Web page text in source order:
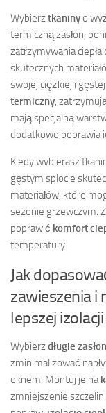
Wybierztkaninyo
termiczną zasłon,
zatrzymywania
skutecznych
swojej ciężkiej i gęstej
termiczny ,
mają specjalną
dodatkowo poprawia
Kiedy wybierasz
gęstym splocie
materiałów, które
sezonie grzewczym.
poprawić komfort
temperatury.
Jak
zawieszenia i
lepszej
Wybierzdługie
zminimalizować
oknem. Montuj je na
zmniejszenie szczelin